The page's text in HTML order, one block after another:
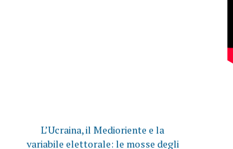
L’Ucraina, il Medioriente e la
variabile elettorale: le mosse degli